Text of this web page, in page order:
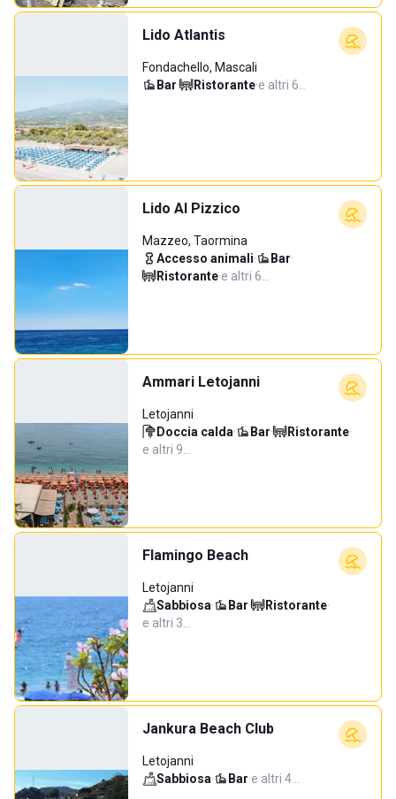
Lido Atlantis
Fondachello, Mascali
Bar· Ristorante·e altri 6…
Lido Al Pizzico
Mazzeo, Taormina
Accesso animali· Bar·
Ristorante·e altri 6…
Ammari Letojanni
Letojanni
Doccia calda· Bar· Ristorante·
e altri 9…
Flamingo Beach
Letojanni
Sabbiosa· Bar· Ristorante·
e altri 3…
Jankura Beach Club
Letojanni
Sabbiosa· Bar·e altri 4…